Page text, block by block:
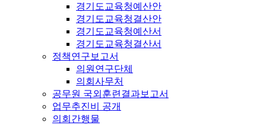
경기도교육청예산안
경기도교육청결산안
경기도교육청예산서
경기도교육청결산서
정책연구보고서
의원연구단체
의회사무처
공무원 국외훈련결과보고서
업무추진비 공개
의회간행물